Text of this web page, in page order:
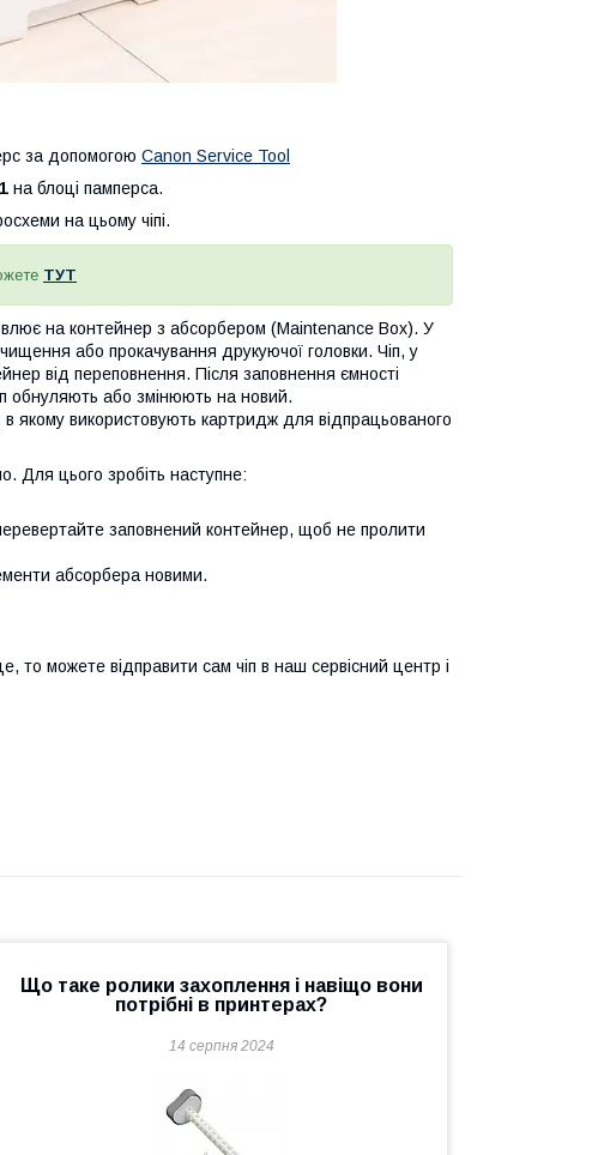
за допомогою Canon Service Tool
на блоці памперса.
на цьому чіпі.
ТУТ
на контейнер з абсорбером (Maintenance Box). У
або прокачування друкуючої головки. Чіп, у
від переповнення. Після заповнення ємності
обнуляють або змінюють на новий.
в якому використовують картридж для відпрацьованого
Для цього зробіть наступне:
заповнений контейнер, щоб не пролити
абсорбера новими.
можете відправити сам чіп в наш сервісний центр і
Що таке ролики захоплення і навіщо вони
потрібні в принтерах?
14 серпня 2024